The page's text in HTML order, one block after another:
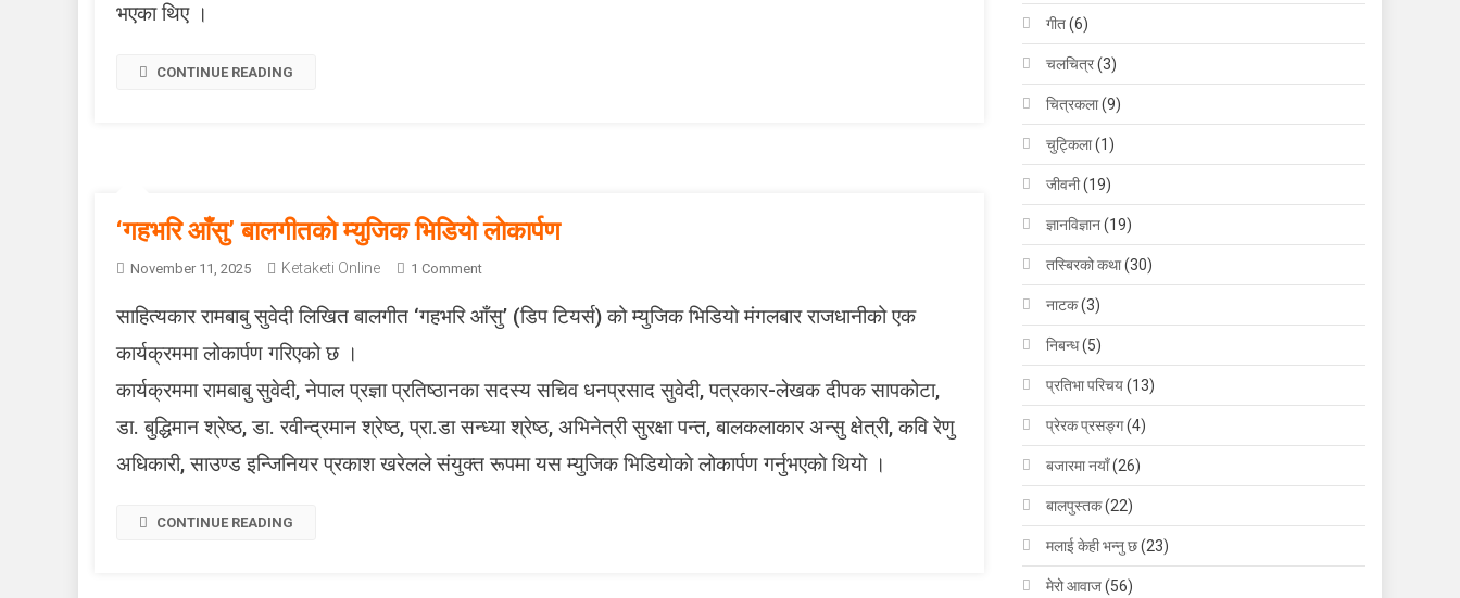
भएका थिए ।
CONTINUE READING
‘गहभरि आँसु’ बालगीतकाे म्युजिक भिडियाे लाेकार्पण
November 11, 2025 Ketaketi Online 1 CommentO
‘
भ
रि
सु
साहित्यकार रामबाबु सुवेदी लिखित बालगीत ‘गहभरि आँसु’ (डिप टियर्स) को म्युजिक भिडियाे मंगलबार राजधानीको एक
कार्यक्रममा लोकार्पण गरिएको छ ।
कार्यक्रममा रामबाबु सुवेदी, नेपाल प्रज्ञा प्रतिष्ठानका सदस्य सचिव धनप्रसाद सुवेदी, पत्रकार-लेखक दीपक सापकोटा,
डा. बुद्धिमान श्रेष्ठ, डा. रवीन्द्रमान श्रेष्ठ, प्रा.डा सन्ध्या श्रेष्ठ, अभिनेत्री सुरक्षा पन्त, बालकलाकार अन्सु क्षेत्री, कवि रेणु
अधिकारी, साउण्ड इन्जिनियर प्रकाश खरेलले संयुक्त रूपमा यस म्युजिक भिडियाेकाे लोकार्पण गर्नुभएकाे थियाे ।
CONTINUE READING
गीत(6)
चलचित्र(3)
चित्रकला(9)
चुट्किला(1)
जीवनी(19)
ज्ञानविज्ञान(19)
तस्बिरको कथा(30)
नाटक(3)
निबन्ध(5)
प्रतिभा परिचय(13)
प्रेरक प्रसङ्ग(4)
बजारमा नयाँ(26)
बालपुस्तक(22)
मलाई केही भन्नु छ(23)
मेरो आवाज(56)